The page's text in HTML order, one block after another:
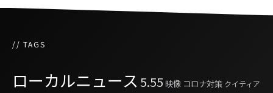
// TAGS
ローカルニュース 5.55 映像 コロナ対策 クイティア